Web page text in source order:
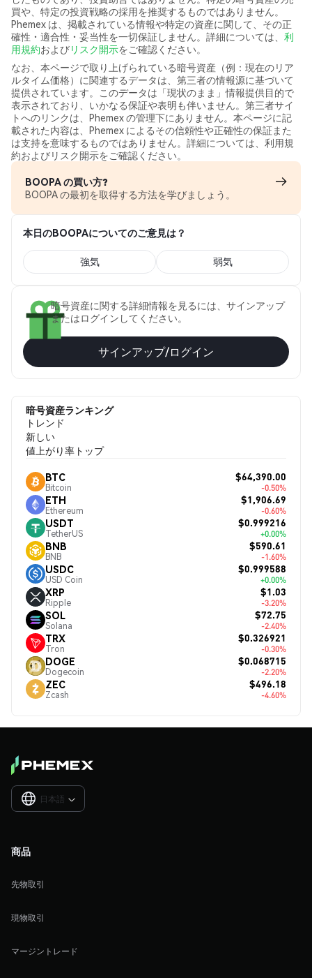
買や、特定の投資戦略の採用を推奨するものではありません。
Phemex は、掲載されている情報や特定の資産に関して、その正
確性・適合性・妥当性を一切保証しません。詳細については、 利
用規約およびリスク開示をご確認ください。
なお、本ページで取り上げられている暗号資産（例：現在のリア
ルタイム価格）に関連するデータは、第三者の情報源に基づいて
提供されています。このデータは「現状のまま」情報提供目的で
表示されており、いかなる保証や表明も伴いません。第三者サイ
トへのリンクは、Phemex の管理下にありません。本ページに記
載された内容は、Phemex によるその信頼性や正確性の保証また
は支持を意味するものではありません。詳細については、利用規
約およびリスク開示をご確認ください。
BOOPA の買い方?
BOOPA の最初を取得する方法を学びましょう。
本日のBOOPAについてのご意見は？
強気 弱気
暗号資産に関する詳細情報を見るには、サインアップ
またはログインしてください。
サインアップ/ログイン
暗号資産ランキング
トレンド
新しい
値上がり率トップ
BTC
Bitcoin
$64,390.00
-0.50%
ETH
Ethereum
$1,906.69
-0.60%
USDT
TetherUS
$0.999216
+0.00%
BNB
BNB
$590.61
-1.60%
USDC
USD Coin
$0.999588
+0.00%
XRP
Ripple
$1.03
-3.20%
SOL
Solana
$72.75
-2.40%
TRX
Tron
$0.326921
-0.30%
DOGE
Dogecoin
$0.068715
-2.20%
ZEC
Zcash
$496.18
-4.60%
日本語 
商品
先物取引
現物取引
マージントレード